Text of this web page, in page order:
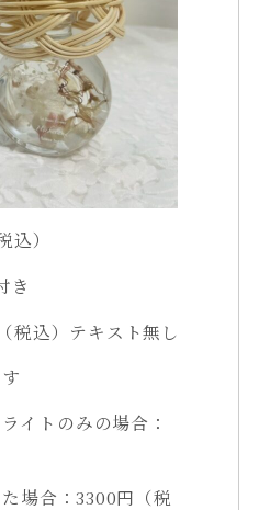
）
き
税込）テキスト無し
イトのみの場合：
場合：3300円（税